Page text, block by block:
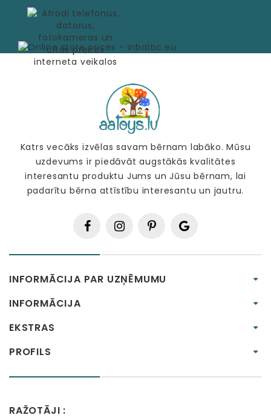
Katrs vecāks izvēlas savam bērnam labāko. Mūsu
uzdevums ir piedāvāt augstākās kvalitātes
interesantu produktu Jums un Jūsu bērnam, lai
padarītu bērna attīstību interesantu un jautru.
INFORMĀCIJA PAR UZŅĒMUMU
INFORMĀCIJA
EKSTRAS
PROFILS
RAŽOTĀJI :